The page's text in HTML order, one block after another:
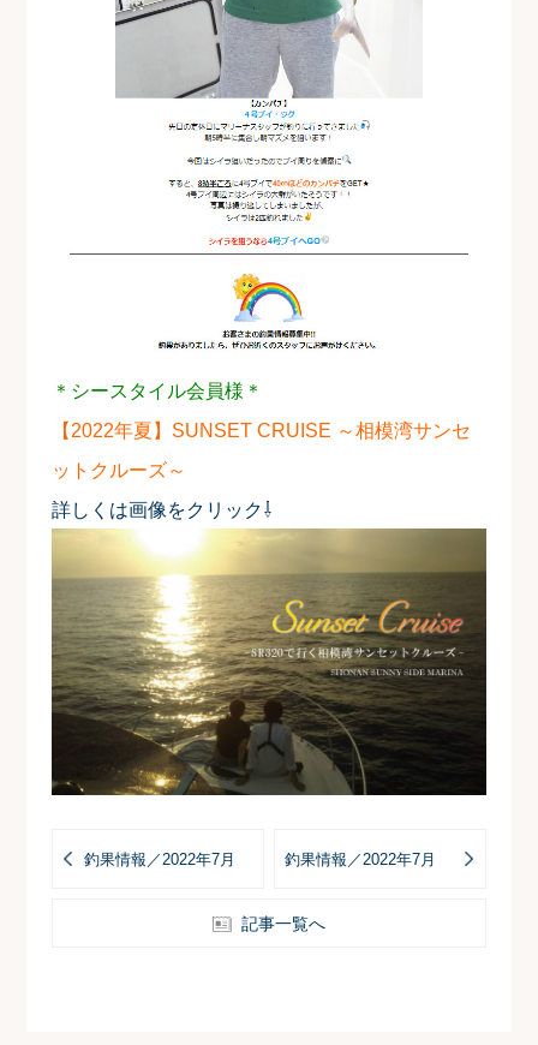
＊シースタイル会員様＊
【2022年夏】SUNSET CRUISE ～相模湾サンセ
ットクルーズ～
詳しくは画像をクリック⇩
釣果情報／2022年7月 釣果情報／2022年7月
記事一覧へ